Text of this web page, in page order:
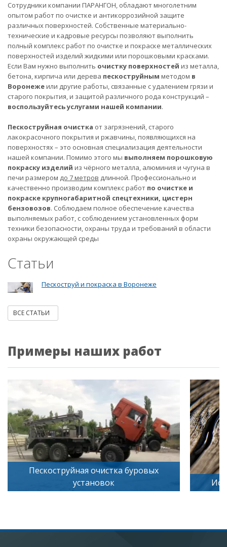
Сотрудники компании ПАРАНГОН, обладают многолетним
опытом работ по очистке и антикоррозийной защите
различных поверхностей. Собственные материально-
технические и кадровые ресурсы позволяют выполнить
полный комплекс работ по очистке и покраске металлических
поверхностей изделий жидкими или порошковыми красками.
Если Вам нужно выполнить очистку поверхностей из металла,
бетона, кирпича или дерева пескоструйным методом в
Воронежеили другие работы, связанные с удалением грязи и
старого покрытия, и защитой различного рода конструкций –
воспользуйтесь услугами нашей компании.
Пескоструйная очистка от загрязнений, старого
лакокрасочного покрытия и ржавчины, появляющихся на
поверхностях – это основная специализация деятельности
нашей компании. Помимо этого мы выполняем порошковую
покраску изделий из чёрного металла, алюминия и чугуна в
печи размером до 7 метров длинной. Профессионально и
качественно производим комплекс работ по очистке и
покраске крупногабаритной спецтехники, цистерн
бензовозов. Соблюдаем полное обеспечение качества
выполняемых работ, с соблюдением установленных форм
техники безопасности, охраны труда и требований в области
охраны окружающей среды
Статьи
Пескоструй и покраска в Воронеже
ВСЕ СТАТЬИ
Примеры наших работ
Искусственное старение дерева